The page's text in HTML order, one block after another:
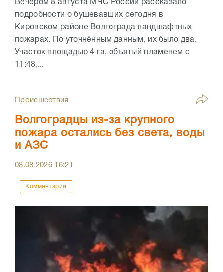
Вечером 8 августа МЧС России рассказало
подробности о бушевавших сегодня в
Кировском районе Волгограда ландшафтных
пожарах. По уточнённым данным, их было два.
Участок площадью 4 га, объятый пламенем с
11:48,...
Происшествия
Волгоградцы из-за крупного
пожара остались без света, воды
и АЗС
08.08.2026 16:21
Комментарии